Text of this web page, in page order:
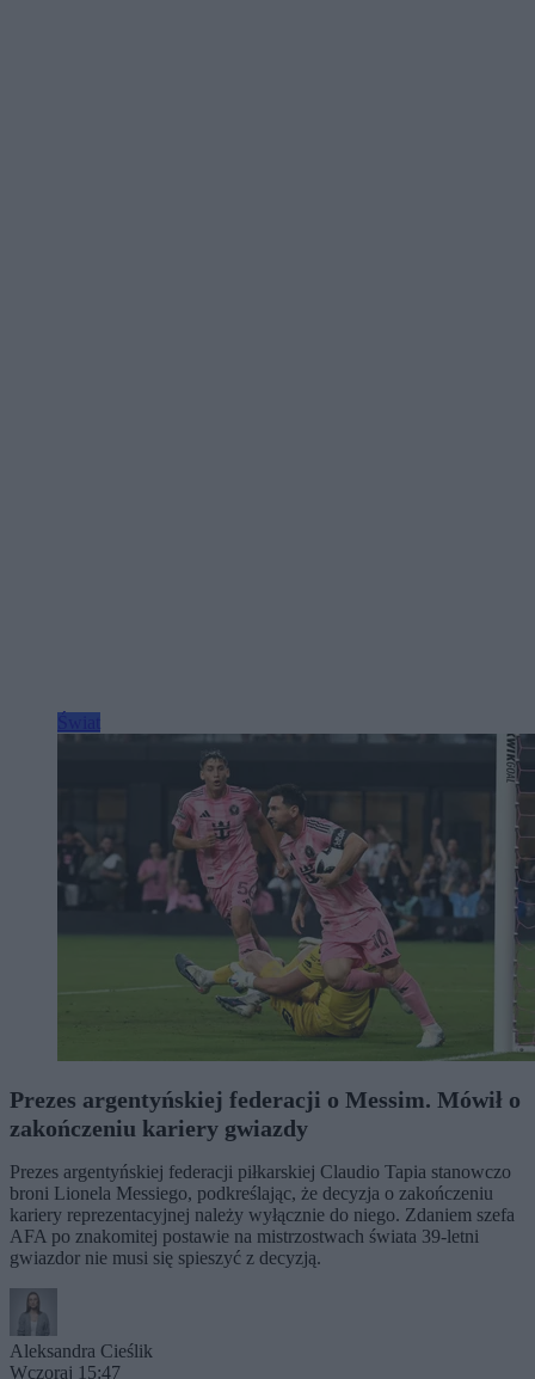
Prezes argentyńskiej federacji o Messim. Mówił o
zakończeniu kariery gwiazdy
Prezes argentyńskiej federacji piłkarskiej Claudio Tapia stanowczo
broni Lionela Messiego, podkreślając, że decyzja o zakończeniu
kariery reprezentacyjnej należy wyłącznie do niego. Zdaniem szefa
AFA po znakomitej postawie na mistrzostwach świata 39-letni
gwiazdor nie musi się spieszyć z decyzją.
Aleksandra Cieślik
Wczoraj 15:47